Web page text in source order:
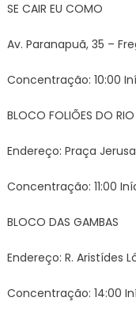
SE CAIR EU COMO
Av. Paranapuã, 35 –
Concentração: 10:00
BLOCO FOLIÕES DO RIO
Endereço: Praça
Concentração: 11:00
BLOCO DAS GAMBAS
Endereço: R. Aristídes
Concentração: 14:00